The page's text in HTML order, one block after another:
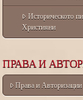
Историческото
Християни
ПРАВА И
Права и Авторизации